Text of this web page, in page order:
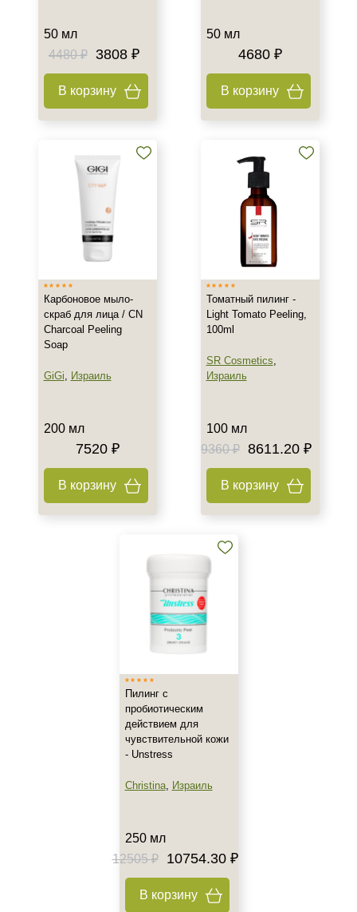
50 мл
4480 ₽
3808 ₽
В корзину
50 мл
4680 ₽
В корзину
Карбоновое мыло-
скраб для лица / CN
Charcoal Peeling
Soap
GiGi, Израиль
200 мл
7520 ₽
В корзину
Томатный пилинг -
Light Tomato Peeling,
100ml
SR Cosmetics,
Израиль
100 мл
9360 ₽ 8611.20 ₽
В корзину
Пилинг с
пробиотическим
действием для
чувствительной кожи
- Unstress
Christina, Израиль
250 мл
12505 ₽
10754.30 ₽
В корзину